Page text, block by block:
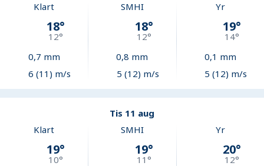
Klart
18°
12°
0,7 mm
6 (11) m/s
SMHI
18°
12°
0,8 mm
5 (12) m/s
Yr
19°
14°
0,1 mm
5 (12) m/s
Tis 11 aug
Klart
19°
10°
SMHI
19°
11 °
Yr
20°
12°